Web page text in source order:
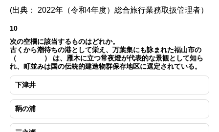
(出典： 2022年（令和4年度）総合旅行業務取扱管理者）
10
次の空欄に該当するものはどれか。
古くから潮待ちの港として栄え、万葉集にも詠まれた福山市の
（ ） は、雁木に立つ常夜燈が代表的な景観として知ら
れ、町並みは国の伝統的建造物群保存地区に選定されている。
下津井
鞆の浦